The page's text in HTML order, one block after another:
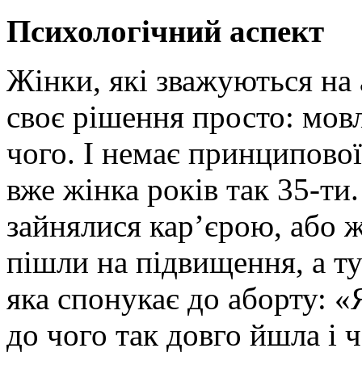
Психологічний аспект
Жінки, які зважуються
своє рішення просто:
чого. І немає
вже жінка років так 35-
зайнялися кар’єрою,
пішли на підвищення, а
яка спонукає до аборту:
до чого так довго йшла і